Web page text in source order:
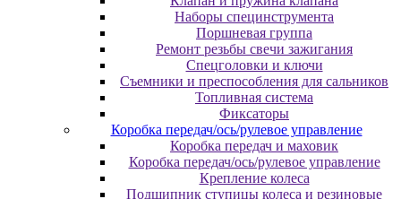
Наборы специнструмента
Поршневая группа
Ремонт резьбы свечи зажигания
Спецголовки и ключи
Съемники и преспособления для сальников
Топливная система
Фиксаторы
Коробка передач/ось/рулевое управление
Коробка передач и маховик
Коробка передач/ось/рулевое управление
Крепление колеса
Подшипник ступицы колеса и резиновые